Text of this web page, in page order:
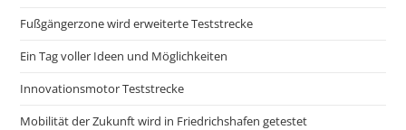
Fußgängerzone wird erweiterte Teststrecke
Ein Tag voller Ideen und Möglichkeiten
Innovationsmotor Teststrecke
Mobilität der Zukunft wird in Friedrichshafen getestet